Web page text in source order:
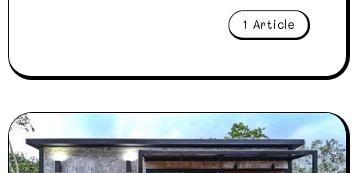
1 Article